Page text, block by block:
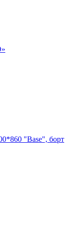
"Base", борт